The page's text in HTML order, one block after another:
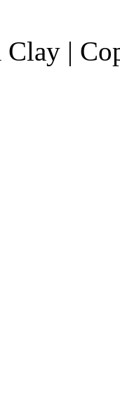
Clay |